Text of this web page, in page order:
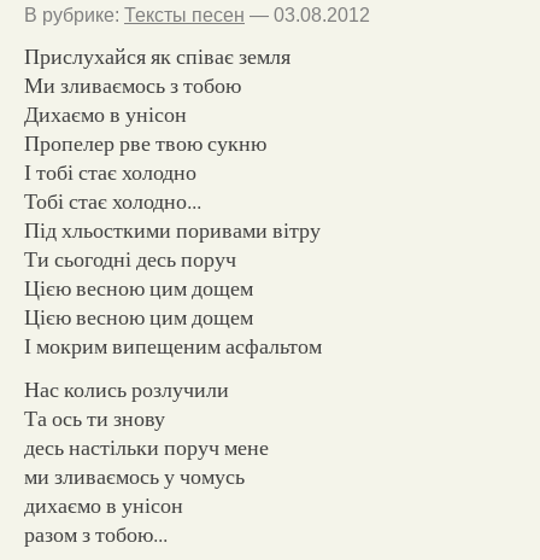
В рубрике: Тексты песен — 03.08.2012
Прислухайся як співає земля
Ми зливаємось з тобою
Дихаємо в унісон
Пропелер рве твою сукню
І тобі стає холодно
Тобі стає холодно...
Під хльосткими поривами вітру
Ти сьогодні десь поруч
Цією весною цим дощем
Цією весною цим дощем
І мокрим випещеним асфальтом
Нас колись розлучили
Та ось ти знову
десь настільки поруч мене
ми зливаємось у чомусь
дихаємо в унісон
разом з тобою...